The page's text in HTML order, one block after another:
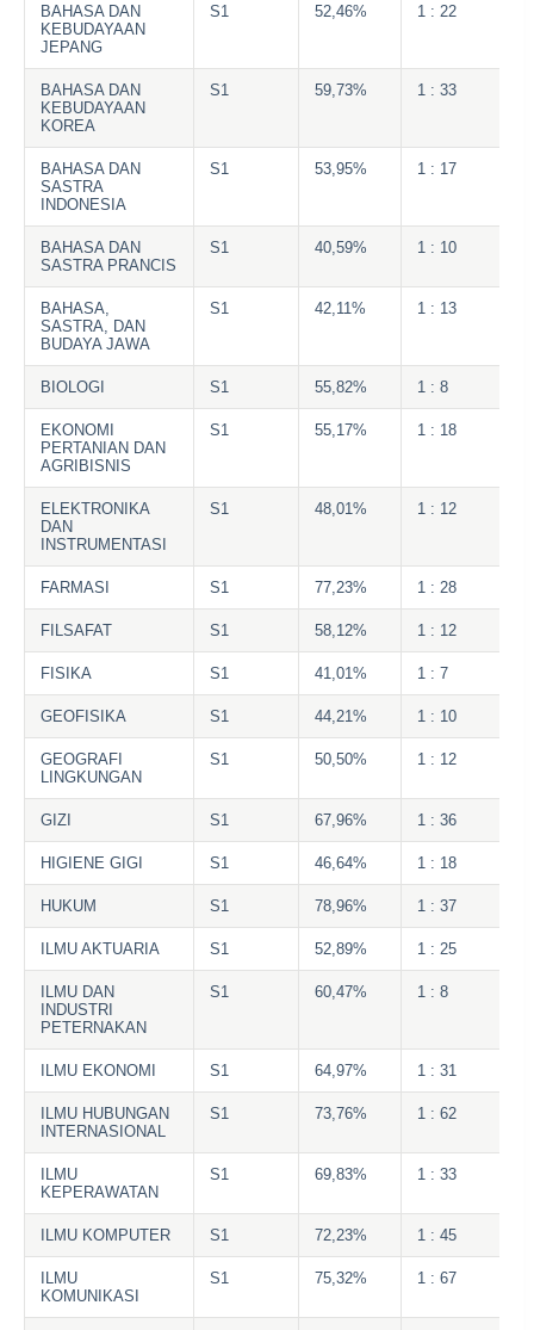
BAHASA DAN
KEBUDAYAAN
JEPANG
S1 52,46% 1 : 22
BAHASA DAN
KEBUDAYAAN
KOREA
S1 59,73% 1 : 33
BAHASA DAN
SASTRA
INDONESIA
S1 53,95% 1 : 17
BAHASA DAN
SASTRA PRANCIS
S1 40,59% 1 : 10
BAHASA,
SASTRA, DAN
BUDAYA JAWA
S1 42,11% 1 : 13
BIOLOGI S1 55,82% 1 : 8
EKONOMI
PERTANIAN DAN
AGRIBISNIS
S1 55,17% 1 : 18
ELEKTRONIKA
DAN
INSTRUMENTASI
S1 48,01% 1 : 12
FARMASI S1 77,23% 1 : 28
FILSAFAT S1 58,12% 1 : 12
FISIKA S1 41,01% 1 : 7
GEOFISIKA S1 44,21% 1 : 10
GEOGRAFI
LINGKUNGAN
S1 50,50% 1 : 12
GIZI S1 67,96% 1 : 36
HIGIENE GIGI S1 46,64% 1 : 18
HUKUM S1 78,96% 1 : 37
ILMU AKTUARIA S1 52,89% 1 : 25
ILMU DAN
INDUSTRI
PETERNAKAN
S1 60,47% 1 : 8
ILMU EKONOMI S1 64,97% 1 : 31
ILMU HUBUNGAN
INTERNASIONAL
S1 73,76% 1 : 62
ILMU
KEPERAWATAN
S1 69,83% 1 : 33
ILMU KOMPUTER S1 72,23% 1 : 45
ILMU
KOMUNIKASI
S1 75,32% 1 : 67